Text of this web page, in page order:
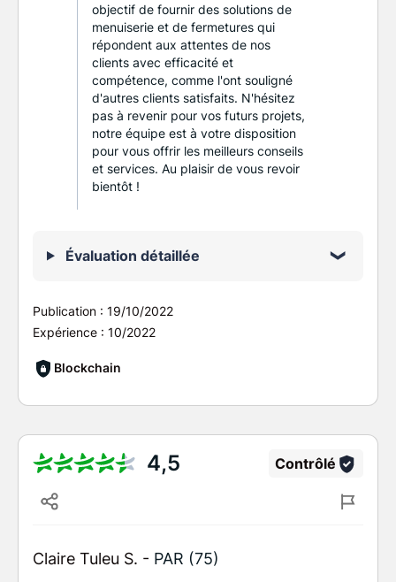
objectif de fournir des solutions de
menuiserie et de fermetures qui
répondent aux attentes de nos
clients avec efficacité et
compétence, comme l'ont souligné
d'autres clients satisfaits. N'hésitez
pas à revenir pour vos futurs projets,
notre équipe est à votre disposition
pour vous offrir les meilleurs conseils
et services. Au plaisir de vous revoir
bientôt !
Évaluation détaillée
Publication : 19/10/2022
Expérience : 10/2022
Blockchain
4,5 Contrôlé
Claire Tuleu S. - PAR (75)